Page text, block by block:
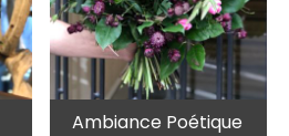
Ambiance Poétique